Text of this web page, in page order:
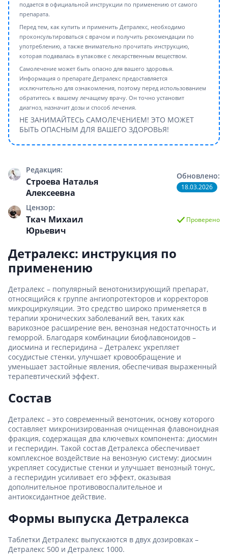
подается в официальной инструкции по применению от самого
препарата.
Перед тем, как купить и применить Детралекс, необходимо
проконсультироваться с врачом и получить рекомендации по
употреблению, а также внимательно прочитать инструкцию,
которая подавалась в упаковке с лекарственным веществом.
Самолечение может быть опасно для вашего здоровья.
Информация о препарате Детралекс предоставляется
исключительно для ознакомления, поэтому перед использованием
обратитесь к вашему лечащему врачу. Он точно установит
диагноз, назначит дозы и способ лечения.
НЕ ЗАНИМАЙТЕСЬ САМОЛЕЧЕНИЕМ! ЭТО МОЖЕТ
БЫТЬ ОПАСНЫМ ДЛЯ ВАШЕГО ЗДОРОВЬЯ!
Редакция:
Строева Наталья
Алексеевна
Цензор:
Ткач Михаил
Юрьевич
Обновлено:
18.03.2026
Проверено
Детралекс: инструкция по
применению
Детралекс – популярный венотонизирующий препарат,
относящийся к группе ангиопротекторов и корректоров
микроциркуляции. Это средство широко применяется в
терапии хронических заболеваний вен, таких как
варикозное расширение вен, венозная недостаточность и
геморрой. Благодаря комбинации биофлавоноидов –
диосмина и гесперидина – Детралекс укрепляет
сосудистые стенки, улучшает кровообращение и
уменьшает застойные явления, обеспечивая выраженный
терапевтический эффект.
Состав
Детралекс – это современный венотоник, основу которого
составляет микронизированная очищенная флавоноидная
фракция, содержащая два ключевых компонента: диосмин
и гесперидин. Такой состав Детралекса обеспечивает
комплексное воздействие на венозную систему: диосмин
укрепляет сосудистые стенки и улучшает венозный тонус,
а гесперидин усиливает его эффект, оказывая
дополнительное противовоспалительное и
антиоксидантное действие.
Формы выпуска Детралекса
Таблетки Детралекс выпускаются в двух дозировках –
Детралекс 500 и Детралекс 1000.